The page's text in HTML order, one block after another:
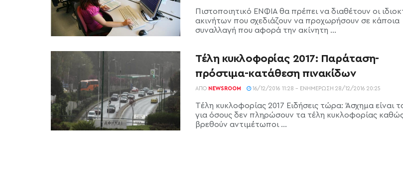
Πιστοποιητικό ΕΝΦΙΑ θα πρέπει να διαθέτουν οι
ακινήτων που σχεδιάζουν να προχωρήσουν σε κάποια
συναλλαγή που αφορά την ακίνητη ...
Τέλη κυκλοφορίας 2017: Παράταση-
πρόστιμα-κατάθεση πινακίδων
ΑΠΌ NEWSROOM 16/12/2016 11:28 - ΕΝΗΜΈΡΩΣΗ 28/12/2016 20:25
Tέλη κυκλοφορίας 2017 Ειδήσεις τώρα: Άσχημα είναι
για όσους δεν πληρώσουν τα τέλη κυκλοφορίας
βρεθούν αντιμέτωποι ...